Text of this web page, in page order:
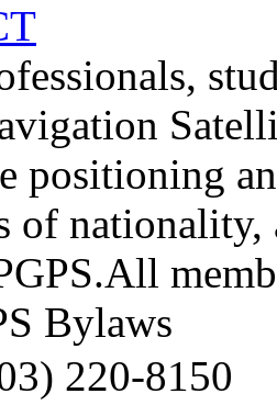
positioning
of nationality,
Bylaws
220-8150